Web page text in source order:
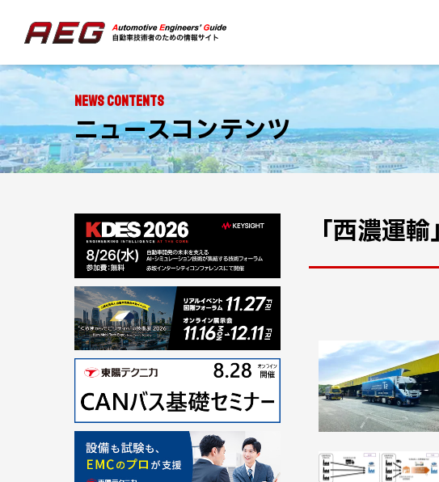
NEWS CONTENTS
ニュースコンテンツ
「西濃運